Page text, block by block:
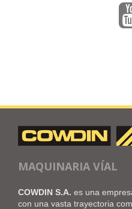
MAQUINARIA VÍAL
COWDIN S.A. es una
con una vasta trayectoria